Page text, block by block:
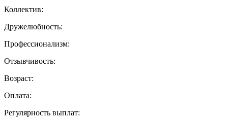
Коллектив:
Дружелюбность:
Профессионализм:
Отзывчивость:
Возраст:
Оплата:
Регулярность выплат: